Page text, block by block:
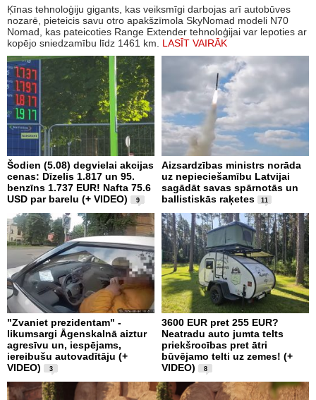
Ķīnas tehnoloģiju gigants, kas veiksmīgi darbojas arī autobūves
nozarē, pieteicis savu otro apakšzīmola SkyNomad modeli N70
Nomad, kas pateicoties Range Extender tehnoloģijai var lepoties ar
kopējo sniedzamību līdz 1461 km. LASĪT VAIRĀK
Šodien (5.08) degvielai akcijas
cenas: Dīzelis 1.817 un 95.
benzīns 1.737 EUR! Nafta 75.6
USD par barelu (+ VIDEO)
9
Aizsardzības ministrs norāda
uz nepieciešamību Latvijai
sagādāt savas spārnotās un
ballistiskās raķetes
11
"Zvaniet prezidentam" -
likumsargi Āgenskalnā aiztur
agresīvu un, iespējams,
iereibušu autovadītāju (+
VIDEO)
3
3600 EUR pret 255 EUR?
Neatradu auto jumta telts
priekšrocības pret ātri
būvējamo telti uz zemes! (+
VIDEO)
8